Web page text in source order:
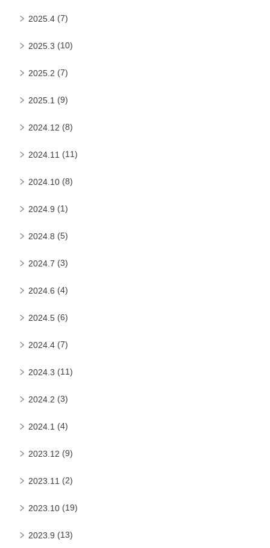
2025.4 (7)
2025.3 (10)
2025.2 (7)
2025.1 (9)
2024.12 (8)
2024.11 (11)
2024.10 (8)
2024.9 (1)
2024.8 (5)
2024.7 (3)
2024.6 (4)
2024.5 (6)
2024.4 (7)
2024.3 (11)
2024.2 (3)
2024.1 (4)
2023.12 (9)
2023.11 (2)
2023.10 (19)
2023.9 (13)